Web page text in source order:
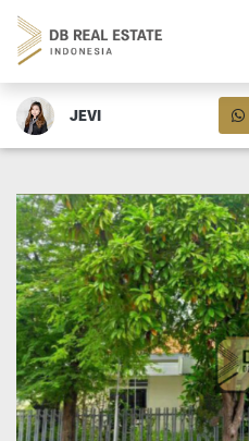
JEVI